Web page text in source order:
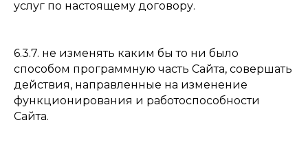
услуг по настоящему договору.
6.3.7. не изменять каким бы то ни было
способом программную часть Сайта, совершать
действия, направленные на изменение
функционирования и работоспособности
Сайта.